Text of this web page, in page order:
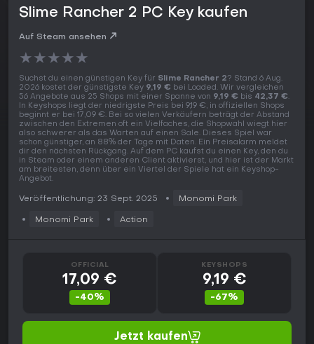
Slime Rancher 2 PC Key kaufen
Auf Steam ansehen
★★★★★
Suchst du einen günstigen Key für Slime Rancher 2? Stand 6 Aug.
2026 kostet der günstigste Key 9,19 € bei Loaded. Wir vergleichen
56 Angebote aus 25 Shops mit einer Spanne von 9,19 € bis 42,37 €.
In Keyshops liegt der niedrigste Preis bei 9,19 €, in offiziellen Shops
beginnt er bei 17,09 €. Bei so vielen Verkäufern beträgt der Abstand
zwischen den Extremen oft ein Vielfaches, die Shopwahl wiegt hier
also schwerer als das Warten auf einen Sale. Dieses Spiel war
schon günstiger, an 88% der Tage mit Daten. Ein Preisalarm meldet
dir den nächsten Rückgang. Auf dem PC kaufst du einen Key, den du
in Steam oder einem anderen Client aktivierst, und hier ist der Markt
am breitesten, denn über ein Viertel der Spiele hat ein Keyshop-
Angebot.
Veröffentlichung: 23 Sept. 2025 Monomi Park
Monomi Park Action
OFFICIAL
17,09 €
-40%
KEYSHOPS
9,19 €
-67%
Jetzt kaufen